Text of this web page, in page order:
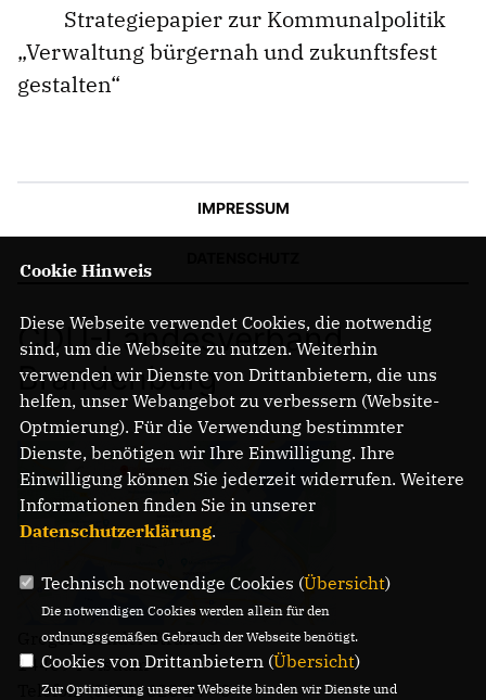
Strategiepapier zur Kommunalpolitik
Verwaltung bürgernah und zukunftsfest
gestalten“
IMPRESSUM
CDU-Landesverband
Brandenburg
Gregor-Mendel-Straße 3
14469 Potsdam
Telefon: (0331) 620 14 - 0
Cookie Hinweis
Diese Webseite verwendet Cookies, die notwendig
sind, um die Webseite zu nutzen. Weiterhin
verwenden wir Dienste von Drittanbietern, die uns
helfen, unser Webangebot zu verbessern (Website-
Optmierung). Für die Verwendung bestimmter
Dienste, benötigen wir Ihre Einwilligung. Ihre
Einwilligung können Sie jederzeit widerrufen. Weitere
Informationen finden Sie in unserer
Datenschutzerklärung.
Technisch notwendige Cookies (Übersicht)
Die notwendigen Cookies werden allein für den
ordnungsgemäßen Gebrauch der Webseite benötigt.
Cookies von Drittanbietern (Übersicht)
Zur Optimierung unserer Webseite binden wir Dienste und